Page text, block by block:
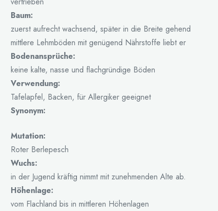
Baum:
zuerst aufrecht wachsend, später in die Breite gehend
mittlere Lehmböden mit genügend Nährstoffe liebt er
Bodenansprüche:
keine kalte, nasse und flachgründige Böden
Verwendung:
Tafelapfel, Backen, für Allergiker geeignet
Synonym:
Mutation:
Roter Berlepesch
Wuchs:
in der Jugend kräftig nimmt mit zunehmenden Alte ab.
Höhenlage:
vom Flachland bis in mittleren Höhenlagen